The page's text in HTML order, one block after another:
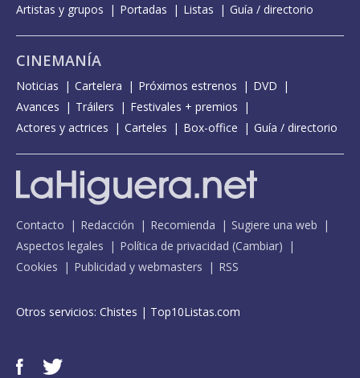
Artistas y grupos
Portadas Listas Guía / directorio
CINEMANÍA
Noticias Cartelera Próximos estrenos
DVD
Avances
Tráilers
Festivales + premios
Actores y actrices
Carteles Box-office Guía / directorio
Contacto Redacción Recomienda
Sugiere una web
Aspectos legales
Política de privacidad (Cambiar)
Cookies
Publicidad y webmasters RSS
Otros servicios: Chistes | Top10Listas.com